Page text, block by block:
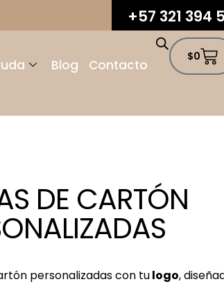
+57 321 394
Blog Contacto
$0
DE CARTÓN
personalizadas con tulogo,